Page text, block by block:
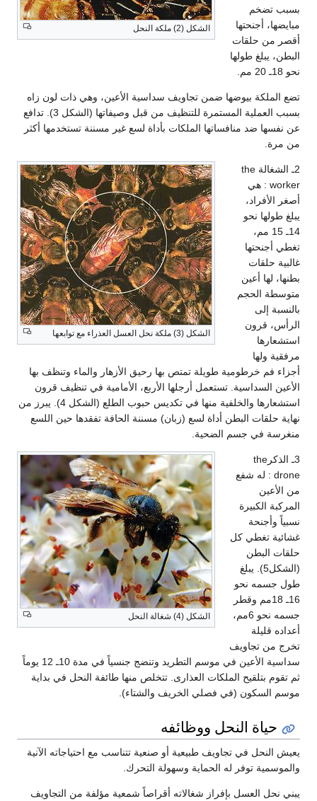
الشكل (2) ملكة النحل
بسبب تضخم
مبايضها، أجنحتها
أقصر من حلقات
البطن، يبلغ طولها
نحو 18ـ 20 مم.
تضع الملكة بيوضها ضمن تجاويف سداسية الأعين، وهي ذات لون زاه
بسبب العملية المستمرة للتنظيف من قبل وصيفاتها (الشكل 3). تدافع
عن نفسها ضد منافساتها الملكات بأداة لسع غير مسننة تستخدمها أكثر
من مرة.
الشكل (3) ملكة نحل العسل العذراء مع توابعها
2ـ الشغالة the
worker : هي
أصغر الأفراد،
يبلغ طولها نحو
14ـ 15 مم،
تغطي أجنحتها
غالبية حلقات
بطنها، لها أعين
متوسطة الحجم
بالنسبة إلى
الرأس، قرون
استشعارها
مرفقية ولها
أجزاء فم خرطومية طويلة تمتص بها رحيق الأزهار والماء وتنظف بها
الأعين السداسية. تستعمل أرجلها الأربع، الأمامية في تنظيف قرون
استشعارها والخلفية منها في تكديس حبوب الطلع (الشكل 4). يبرز من
نهاية حلقات البطن أداة لسع (زبان) مسننة الحافة تفقدها حين اللسع
منغرسة في جسم الضحية.
الشكل (4) شغالة النحل
3ـ الذكرthe
drone : له شفع
من الأعين
المركبة الكبيرة
نسبياً وأجنحة
غشائية تغطي كل
حلقات البطن
(الشكل5). يبلغ
طول جسمه نحو
16ـ 18مم وقطر
جسمه نحو 6مم،
أعداده قليلة
تخرج من تجاويف
سداسية الأعين في موسم التطريد وتنضج جنسياً في مدة 10ـ 12 يوماً
ثم تقوم بتلقيح الملكات العذارى. تتخلص منها طائفة النحل في بداية
موسم السكون (في فصلي الخريف والشتاء).
حياة النحل ووظائفه
يعيش النحل في تجاويف طبيعية أو صنعية تتناسب مع احتياجاته الآنية
والموسمية توفر له الحماية وسهولة التحرك.
يبني نحل العسل بإفراز شغالاته أقراصاً شمعية مؤلفة من التجاويف